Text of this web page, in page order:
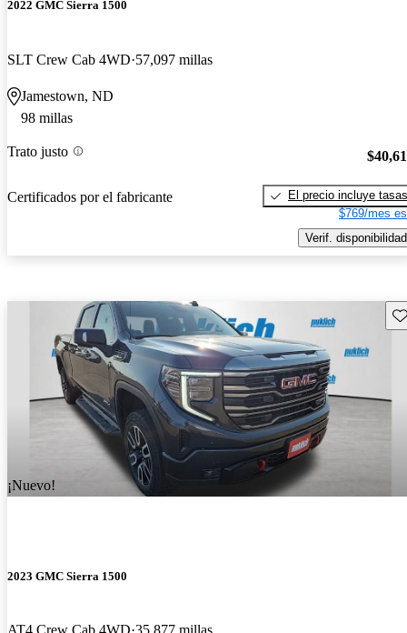
2022 GMC Sierra 1500
SLT Crew Cab 4WD 57,097 millas
Jamestown, ND
98 millas
Trato justo
Certificados por el fabricante
El precio incluye tasas
$769/mes
Verif. disponibilidad
¡Nuevo!
2023 GMC Sierra 1500